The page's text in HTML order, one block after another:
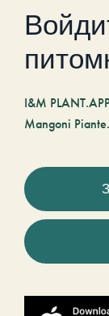
I&M
Mangoni Piante.